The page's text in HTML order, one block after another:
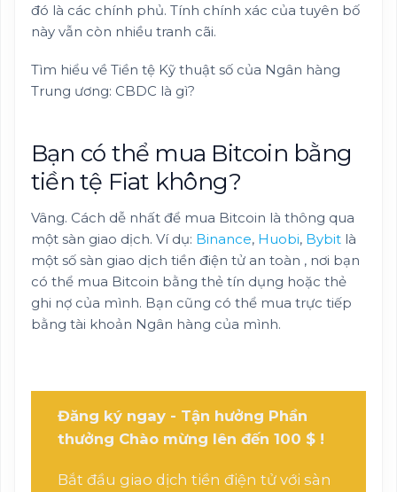
đó là các chính phủ. Tính chính xác của tuyên bố
này vẫn còn nhiều tranh cãi.
Tìm hiểu về Tiền tệ Kỹ thuật số của Ngân hàng
Trung ương: CBDC là gì?
Bạn có thể mua Bitcoin bằng
tiền tệ Fiat không?
Vâng. Cách dễ nhất để mua Bitcoin là thông qua
một sàn giao dịch. Ví dụ: Binance, Huobi, Bybit là
một số sàn giao dịch tiền điện tử an toàn , nơi bạn
có thể mua Bitcoin bằng thẻ tín dụng hoặc thẻ
ghi nợ của mình. Bạn cũng có thể mua trực tiếp
bằng tài khoản Ngân hàng của mình.
Đăng ký ngay - Tận hưởng Phần
thưởng Chào mừng lên đến 100 $ !
Bắt đầu giao dịch tiền điện tử với sàn